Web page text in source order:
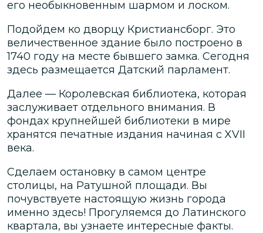
его необыкновенным шармом и лоском.
Подойдем ко дворцу Кристиансборг. Это
величественное здание было построено в
1740 году на месте бывшего замка. Сегодня
здесь размещается Датский парламент.
Далее — Королевская библиотека, которая
заслуживает отдельного внимания. В
фондах крупнейшей библиотеки в мире
хранятся печатные издания начиная с XVII
века.
Сделаем остановку в самом центре
столицы, на Ратушной площади. Вы
почувствуете настоящую жизнь города
именно здесь! Прогуляемся до Латинского
квартала, вы узнаете интересные факты.